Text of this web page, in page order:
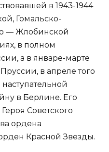
в 1943-1944
Гомальско-
— Жлобинской
в полном
а в январе-марте
в апреле того
в Берлине. Его
Советского
ордена
Красной Звезды.